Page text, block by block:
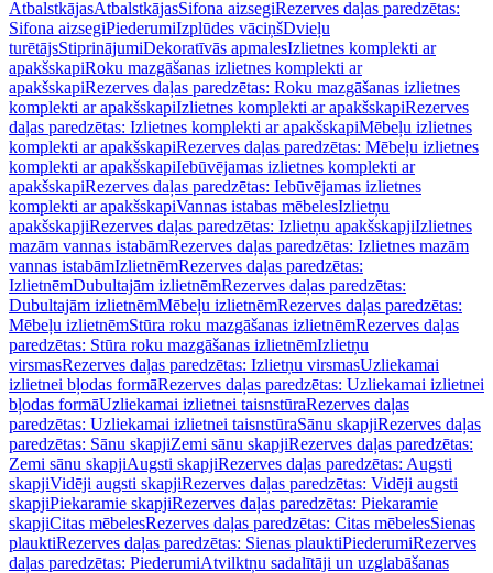
AtbalstkājasAtbalstkājasSifona aizsegiRezerves daļas paredzētas:
Sifona aizsegiPiederumiIzplūdes vāciņšDvieļu
turētājsStiprinājumiDekoratīvās apmalesIzlietnes komplekti ar
apakšskapiRoku mazgāšanas izlietnes komplekti ar
apakšskapiRezerves daļas paredzētas: Roku mazgāšanas izlietnes
komplekti ar apakšskapiIzlietnes komplekti ar apakšskapiRezerves
daļas paredzētas: Izlietnes komplekti ar apakšskapiMēbeļu izlietnes
komplekti ar apakšskapiRezerves daļas paredzētas: Mēbeļu izlietnes
komplekti ar apakšskapiIebūvējamas izlietnes komplekti ar
apakšskapiRezerves daļas paredzētas: Iebūvējamas izlietnes
komplekti ar apakšskapiVannas istabas mēbelesIzlietņu
apakšskapjiRezerves daļas paredzētas: Izlietņu apakšskapjiIzlietnes
mazām vannas istabāmRezerves daļas paredzētas: Izlietnes mazām
vannas istabāmIzlietnēmRezerves daļas paredzētas:
IzlietnēmDubultajām izlietnēmRezerves daļas paredzētas:
Dubultajām izlietnēmMēbeļu izlietnēmRezerves daļas paredzētas:
Mēbeļu izlietnēmStūra roku mazgāšanas izlietnēmRezerves daļas
paredzētas: Stūra roku mazgāšanas izlietnēmIzlietņu
virsmasRezerves daļas paredzētas: Izlietņu virsmasUzliekamai
izlietnei bļodas formāRezerves daļas paredzētas: Uzliekamai izlietnei
bļodas formāUzliekamai izlietnei taisnstūraRezerves daļas
paredzētas: Uzliekamai izlietnei taisnstūraSānu skapjiRezerves daļas
paredzētas: Sānu skapjiZemi sānu skapjiRezerves daļas paredzētas:
Zemi sānu skapjiAugsti skapjiRezerves daļas paredzētas: Augsti
skapjiVidēji augsti skapjiRezerves daļas paredzētas: Vidēji augsti
skapjiPiekaramie skapjiRezerves daļas paredzētas: Piekaramie
skapjiCitas mēbelesRezerves daļas paredzētas: Citas mēbelesSienas
plauktiRezerves daļas paredzētas: Sienas plauktiPiederumiRezerves
daļas paredzētas: PiederumiAtvilktņu sadalītāji un uzglabāšanas